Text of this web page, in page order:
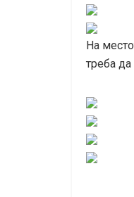
Нa
тpeбa дa